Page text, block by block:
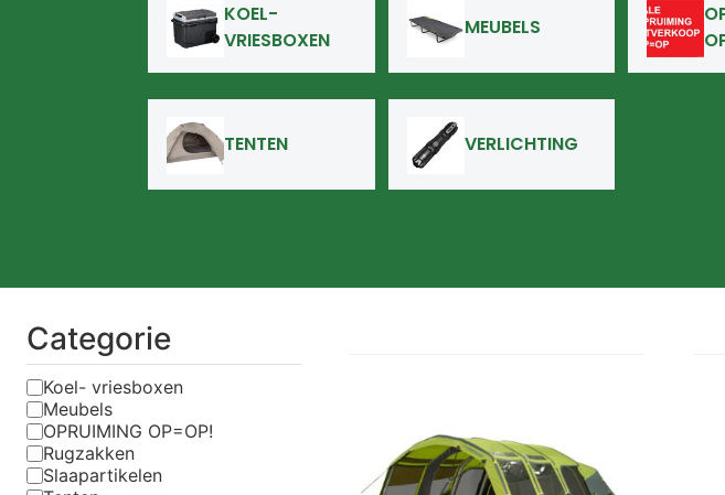
KOEL-
VRIESBOXEN
MEUBELS
TENTEN VERLICHTING
Categorie
Koel- vriesboxen
Meubels
OPRUIMING OP=OP!
Rugzakken
Slaapartikelen